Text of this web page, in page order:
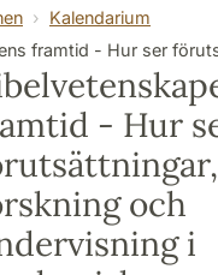
Kalendarium
ser förutsättningar, forskning och undervisning i
- Hur
och
i